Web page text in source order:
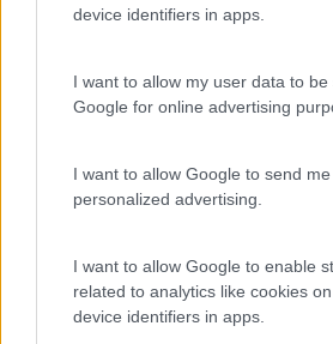
device identifiers in apps.
I want to allow my user data to be
Google for online advertising
I want to allow Google to send me
personalized advertising.
I want to allow Google to enable
related to analytics like cookies
device identifiers in apps.
Formações
ao seu